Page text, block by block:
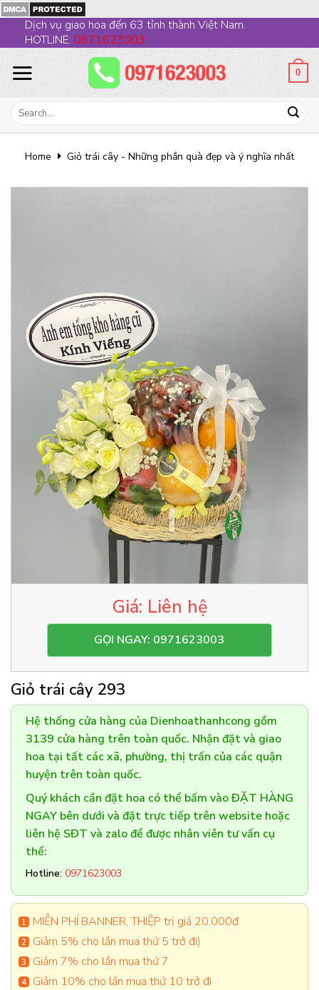
to
content
Dịch vụ giao hoa đến 63 tỉnh thành Việt Nam.
HOTLINE: 0971623003
0
Search
Home Giỏ trái cây - Những phần quà đẹp và ý nghĩa nhất
Liên hệ
GỌI NGAY: 0971623003
Giỏ trái cây 293
Hệ thống cửa hàng của Dienhoathanhcong gồm
3139 cửa hàng trên toàn quốc. Nhận đặt và giao
hoa tại tất các xã, phường, thị trấn của các quận
huyện trên toàn quốc.
Quý khách cần đặt hoa có thể bấm vào ĐẶT HÀNG
NGAY bên dưới và đặt trực tiếp trên website hoặc
liên hệ SĐT và zalo để được nhân viên tư vấn cụ
thể:
Hotline: 0971623003
MIỄN PHÍ BANNER, THIỆP trị giá 20.000đ
Giảm 5% cho lần mua thứ 5 trở đi)
Giảm 7% cho lần mua thứ 7
Giảm 10% cho lần mua thứ 10 trở đi